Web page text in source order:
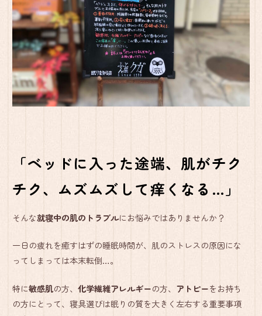
「ベッドに入った途端、肌がチク
チク、ムズムズして痒くなる…」
そんな就寝中の肌のトラブルにお悩みではありませんか？
一日の疲れを癒すはずの睡眠時間が、肌のストレスの原因にな
ってしまっては本末転倒…。
特に敏感肌の方、化学繊維アレルギーの方、 アトピーをお持ち
の方にとって、寝具選びは眠りの質を大きく左右する重要事項